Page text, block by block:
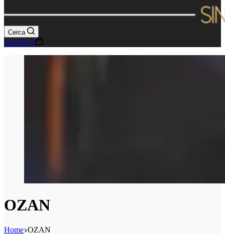
Cerca
Carrello 0
OZAN
Home OZAN